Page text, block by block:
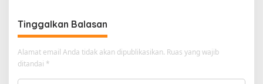
Tinggalkan Balasan
Alamat email Anda tidak akan dipublikasikan. Ruas yang wajib
ditandai *